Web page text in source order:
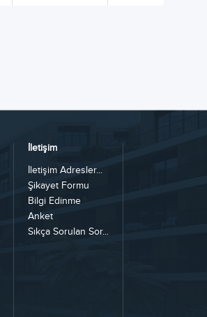
İletişim
İletişim Adresler...
Şikayet Formu
Bilgi Edinme
Anket
Sıkça Sorulan Sor...